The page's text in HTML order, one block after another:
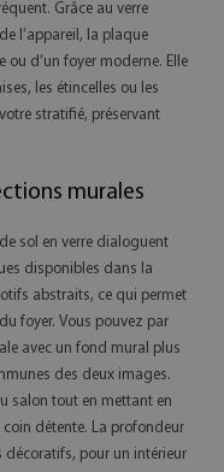
Grâce au verre
l’appareil, la plaque
ou d’un foyer moderne. Elle
les étincelles ou les
stratifié, préservant
murales
sol en verre dialoguent
disponibles dans la
abstraits, ce qui permet
foyer. Vous pouvez par
avec un fond mural plus
des deux images.
salon tout en mettant en
détente. La profondeur
décoratifs, pour un intérieur